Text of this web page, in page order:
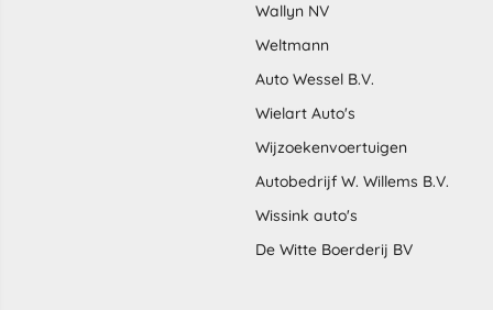
Wallyn NV
Weltmann
Auto Wessel B.V.
Wielart Auto's
Wijzoekenvoertuigen
Autobedrijf W. Willems B.V.
Wissink auto's
De Witte Boerderij BV